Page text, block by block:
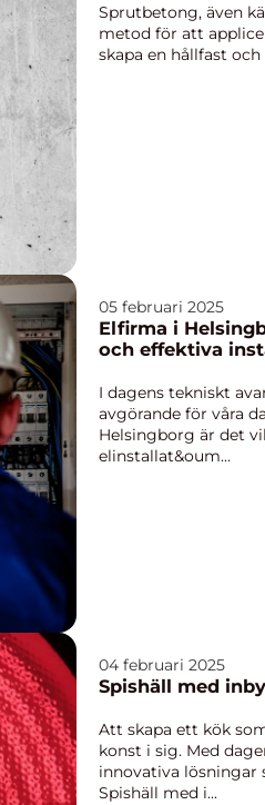
Sprutbetong, även
metod för att
skapa en hållfast
05 februari 2025
Elfirma i
och effektiva
I dagens tekniskt
avgörande för våra
Helsingborg är det
elinstallat&oum...
04 februari 2025
Spishäll med
Att skapa ett kök
konst i sig. Med
innovativa lösningar
Spishäll med i...